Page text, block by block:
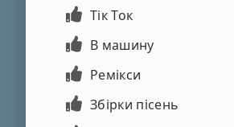
Тік Ток
В машину
Ремікси
Збірки пісень